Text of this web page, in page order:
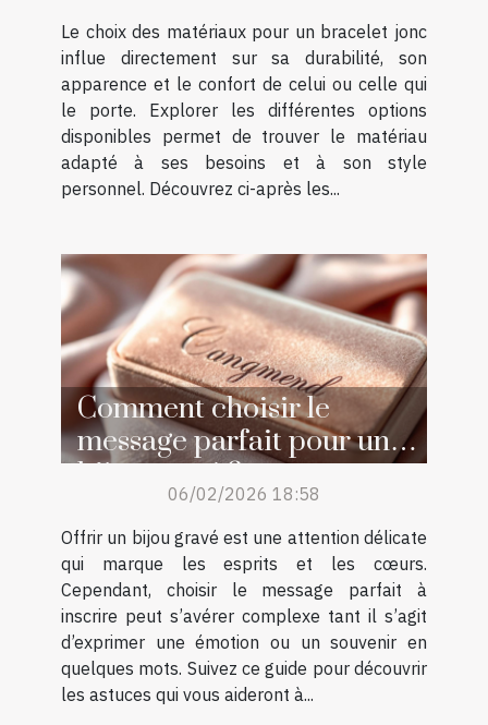
Le choix des matériaux pour un bracelet jonc
influe directement sur sa durabilité, son
apparence et le confort de celui ou celle qui
le porte. Explorer les différentes options
disponibles permet de trouver le matériau
adapté à ses besoins et à son style
personnel. Découvrez ci-après les...
Comment choisir le
message parfait pour un
bijou gravé ?
06/02/2026 18:58
Offrir un bijou gravé est une attention délicate
qui marque les esprits et les cœurs.
Cependant, choisir le message parfait à
inscrire peut s’avérer complexe tant il s’agit
d’exprimer une émotion ou un souvenir en
quelques mots. Suivez ce guide pour découvrir
les astuces qui vous aideront à...